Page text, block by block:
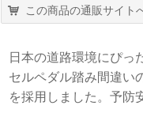
この商品の通販サイト
日本の道路環境にぴっ
セルペダル踏み間違い
を採用しました。予防